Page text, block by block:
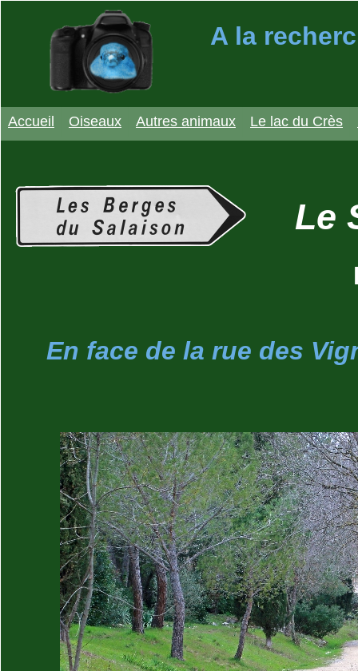
A la
Accueil Oiseaux Autres animaux Le lac du Crès
Le
En face de la rue des